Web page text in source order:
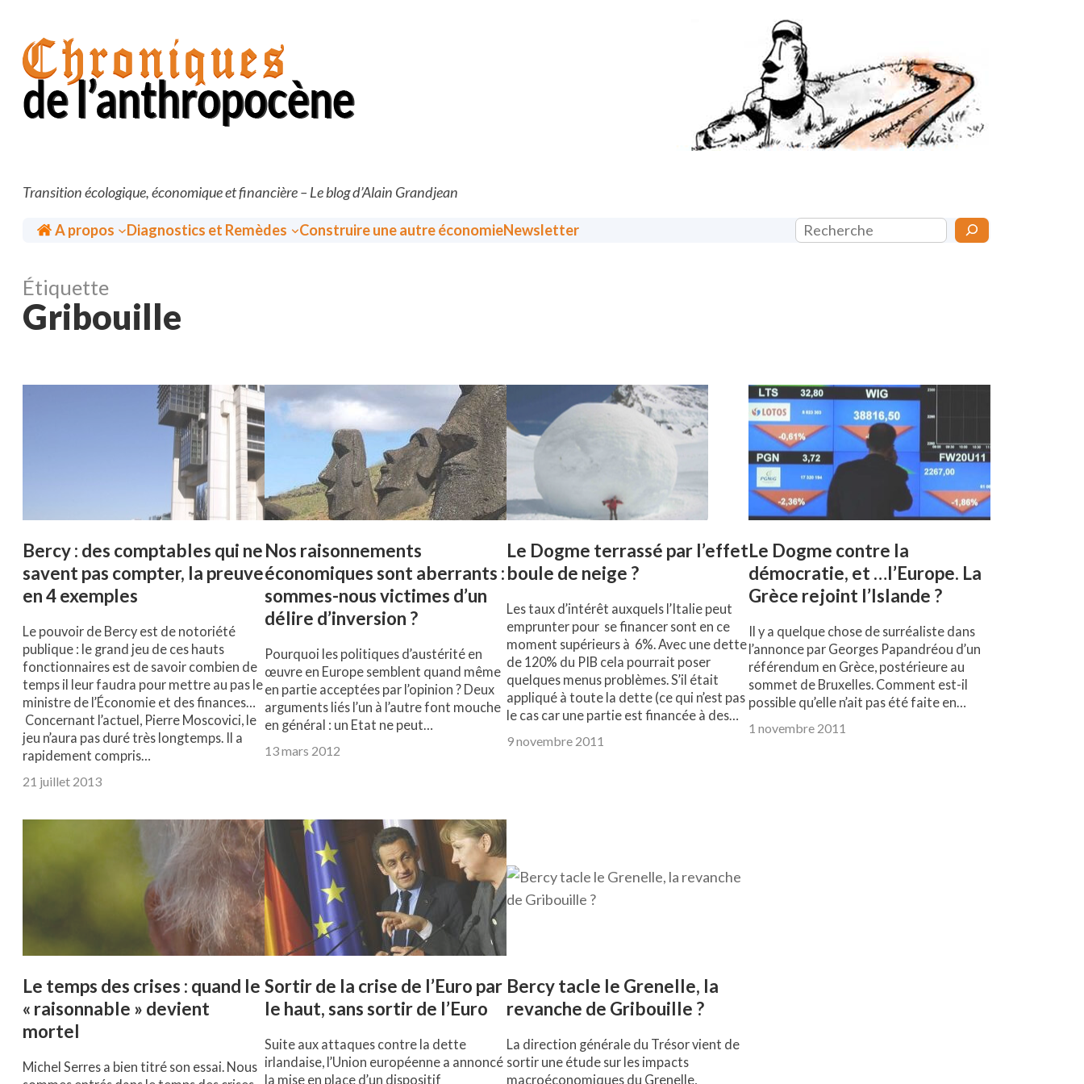
contenu
Transition écologique, économique et financière – Le blog d’Alain Grandjean
Accueil
A propos Diagnostics et Remèdes Construire une autre économieNewsletter Rechercher
Étiquette
Gribouille
Bercy : des comptables qui ne
savent pas compter, la preuve
en 4 exemples
Le pouvoir de Bercy est de notoriété
publique : le grand jeu de ces hauts
fonctionnaires est de savoir combien de
temps il leur faudra pour mettre au pas le
ministre de l’Économie et des finances…
Concernant l’actuel, Pierre Moscovici, le
jeu n’aura pas duré très longtemps. Il a
rapidement compris…
21 juillet 2013
Nos raisonnements
économiques sont aberrants :
sommes-nous victimes d’un
délire d’inversion ?
Pourquoi les politiques d’austérité en
œuvre en Europe semblent quand même
en partie acceptées par l’opinion ? Deux
arguments liés l’un à l’autre font mouche
en général : un Etat ne peut…
13 mars 2012
Le Dogme terrassé par l’effet
boule de neige ?
Les taux d’intérêt auxquels l’Italie peut
emprunter pour se financer sont en ce
moment supérieurs à 6%. Avec une dette
de 120% du PIB cela pourrait poser
quelques menus problèmes. S’il était
appliqué à toute la dette (ce qui n’est pas
le cas car une partie est financée à des…
9 novembre 2011
Le Dogme contre la
démocratie, et …l’Europe. La
Grèce rejoint l’Islande ?
Il y a quelque chose de surréaliste dans
l’annonce par Georges Papandréou d’un
référendum en Grèce, postérieure au
sommet de Bruxelles. Comment est-il
possible qu’elle n’ait pas été faite en…
1 novembre 2011
Le temps des crises : quand le
« raisonnable » devient
mortel
Michel Serres a bien titré son essai. Nous
Sortir de la crise de l’Euro par
le haut, sans sortir de l’Euro
Suite aux attaques contre la dette
irlandaise, l’Union européenne a annoncé
la mise en place d’un dispositif
Bercy tacle le Grenelle, la
revanche de Gribouille ?
La direction générale du Trésor vient de
sortir une étude sur les impacts
macroéconomiques du Grenelle,